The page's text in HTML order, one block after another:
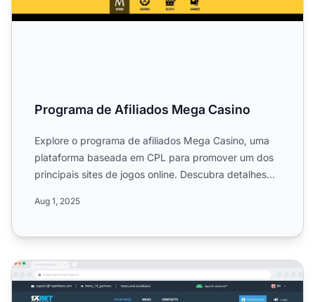
Programa de Afiliados Mega Casino
Explore o programa de afiliados Mega Casino, uma
plataforma baseada em CPL para promover um dos
principais sites de jogos online. Descubra detalhes
Aug 1, 2025
Programa de Afiliados 1xBet Partners